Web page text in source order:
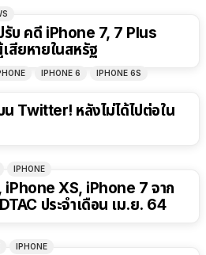
รับ คดี iPhone 7, 7 Plus
สียหายในสหรัฐ
IPHONE 6
IPHONE 6S
Twitter! หลังไม่ได้ไปต่อใน
IPHONE
iPhone XS, iPhone 7 จาก
ประจำเดือน เม.ย. 64
IPHONE